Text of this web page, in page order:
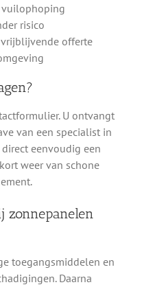
vuilophoping
risico
offerte
U ontvangt
van een specialist in
eenvoudig een
weer van schone
zonnepanelen
toegangsmiddelen en
Daarna